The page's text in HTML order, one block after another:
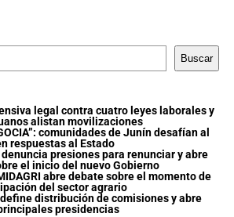
Buscar
legal contra cuatro leyes laborales y
alistan movilizaciones
comunidades de Junín desafían al
respuestas al Estado
presiones para renunciar y abre
el inicio del nuevo Gobierno
abre debate sobre el momento de
del sector agrario
distribución de comisiones y abre
presidencias